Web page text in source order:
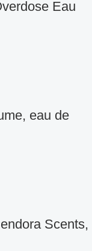
Eau
eau de
Scents,